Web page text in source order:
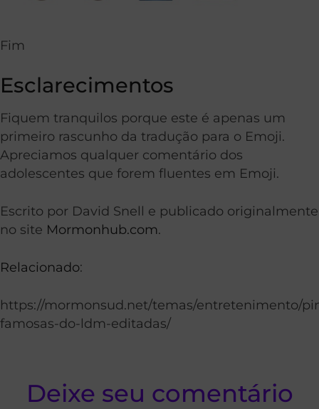
Fim
Esclarecimentos
Fiquem tranquilos porque este é apenas um
primeiro rascunho da tradução para o Emoji.
Apreciamos qualquer comentário dos
adolescentes que forem fluentes em Emoji.
Escrito por David Snell e publicado originalmente
no site Mormonhub.com.
Relacionado:
https://mormonsud.net/temas/entretenimento/
famosas-do-ldm-editadas/
Deixe seu comentário